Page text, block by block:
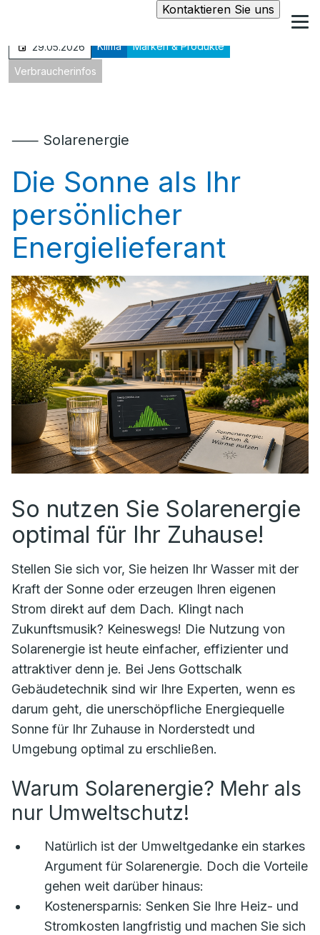
Kontaktieren Sie uns
29.05.2026 Klima Marken & Produkte
Verbraucherinfos
⸺ Solarenergie
Die Sonne als Ihr
persönlicher
Energielieferant
So nutzen Sie Solarenergie
optimal für Ihr Zuhause!
Stellen Sie sich vor, Sie heizen Ihr Wasser mit der
Kraft der Sonne oder erzeugen Ihren eigenen
Strom direkt auf dem Dach. Klingt nach
Zukunftsmusik? Keineswegs! Die Nutzung von
Solarenergie ist heute einfacher, effizienter und
attraktiver denn je. Bei Jens Gottschalk
Gebäudetechnik sind wir Ihre Experten, wenn es
darum geht, die unerschöpfliche Energiequelle
Sonne für Ihr Zuhause in Norderstedt und
Umgebung optimal zu erschließen.
Warum Solarenergie? Mehr als
nur Umweltschutz!
Natürlich ist der Umweltgedanke ein starkes
Argument für Solarenergie. Doch die Vorteile
gehen weit darüber hinaus:
Kostenersparnis: Senken Sie Ihre Heiz- und
Stromkosten langfristig und machen Sie sich